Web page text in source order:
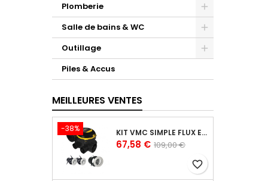
Plomberie
Salle de bains & WC
Outillage
Piles & Accus
MEILLEURES VENTES
-38% KIT VMC SIMPLE FLUX EASYHOME AUTORÉGLABLE COMBLES CLASSIC LIVRÉ AVEC 3 GRILLES DE VENTILATION BIP
Prix
67,58 € Prix
109,00 €
favorite_border